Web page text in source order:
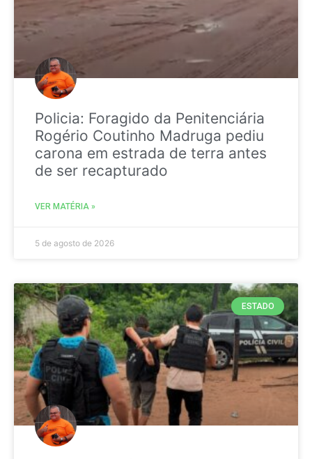
Policia: Foragido da Penitenciária
Rogério Coutinho Madruga pediu
carona em estrada de terra antes
de ser recapturado
VER MATÉRIA »
5 de agosto de 2026
ESTADO